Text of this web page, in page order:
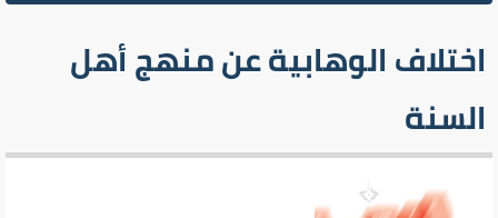
اختلاف الوهابية عن منهج أهل
السنة